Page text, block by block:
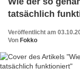
tatsächlich
Veröffentlicht am
Von Fokko